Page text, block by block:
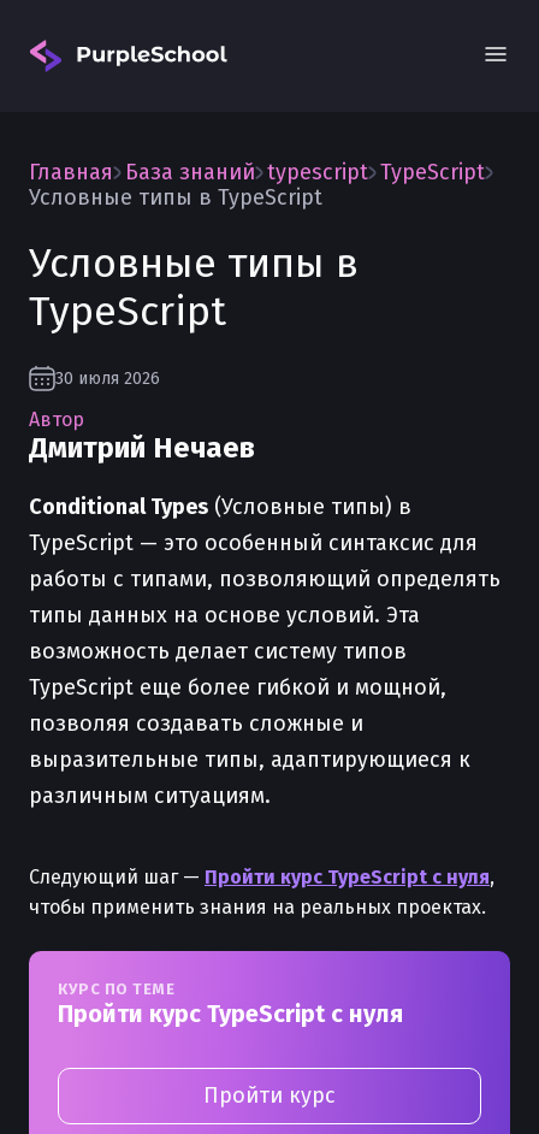
Главная База знаний typescript TypeScript
Условные типы в TypeScript
Условные типы в
TypeScript
30 июля 2026
Автор
Дмитрий Нечаев
Conditional Types (Условные типы) в
TypeScript — это особенный синтаксис для
работы с типами, позволяющий определять
типы данных на основе условий. Эта
возможность делает систему типов
TypeScript еще более гибкой и мощной,
позволяя создавать сложные и
выразительные типы, адаптирующиеся к
различным ситуациям.
Следующий шаг — Пройти курс TypeScript с нуля,
чтобы применить знания на реальных проектах.
КУРС ПО ТЕМЕ
Пройти курс TypeScript с нуля
Пройти курс